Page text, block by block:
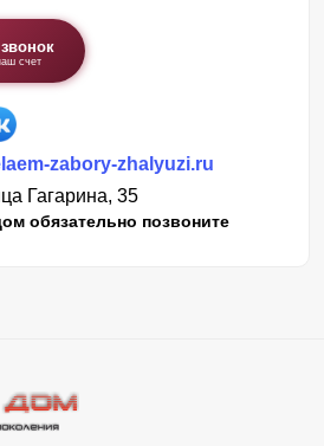
счет
zabory-zhalyuzi.ru
Гагарина, 35
обязательно позвоните